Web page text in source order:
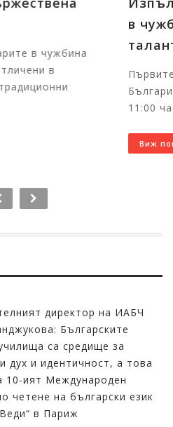
в София
деца от цял свят
вече пристигнаха в
На 7 август 2026 г. от
дворец на децата щ...
директор на ИАБЧ
Българските
са средище за
дух и идентичност, а това
10-ият Международен
четене на български език
в Париж